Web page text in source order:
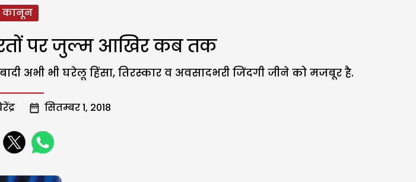
कानून
पर जुल्म आखिर कब तक
अभी भी घरेलू हिंसा, तिरस्कार व अवसादभरी जिंदगी जीने को मजबूर है.
सितम्बर 1, 2018